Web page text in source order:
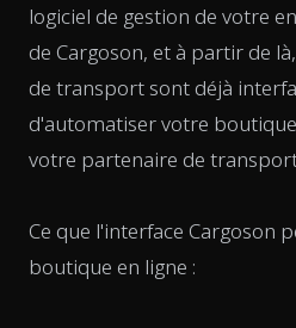
logiciel de gestion de votre
de Cargoson, et à partir de
de transport sont déjà
d'automatiser votre
votre partenaire de
Ce que l'interface Cargoson
boutique en ligne :